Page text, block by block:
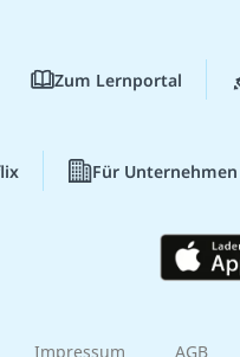
Zum Lernportal
Für Unternehmen
Impressum AGB